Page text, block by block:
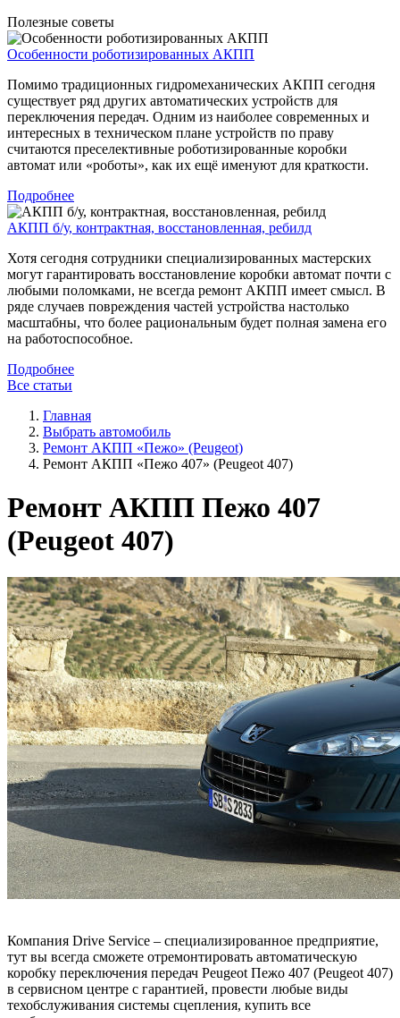
Полезные советы
Особенности роботизированных АКПП
Помимо традиционных гидромеханических АКПП сегодня
существует ряд других автоматических устройств для
переключения передач. Одним из наиболее современных и
интересных в техническом плане устройств по праву
считаются преселективные роботизированные коробки
автомат или «роботы», как их ещё именуют для краткости.
Подробнее
АКПП б/у, контрактная, восстановленная, ребилд
Хотя сегодня сотрудники специализированных мастерских
могут гарантировать восстановление коробки автомат почти с
любыми поломками, не всегда ремонт АКПП имеет смысл. В
ряде случаев повреждения частей устройства настолько
масштабны, что более рациональным будет полная замена его
на работоспособное.
Подробнее
Все статьи
Главная
Выбрать автомобиль
Ремонт АКПП «Пежо» (Peugeot)
Ремонт АКПП «Пежо 407» (Peugeot 407)
Ремонт АКПП Пежо 407
(Peugeot 407)
Компания Drive Service – специализированное предприятие,
тут вы всегда сможете отремонтировать автоматическую
коробку переключения передач Peugeot Пежо 407 (Peugeot 407)
в сервисном центре с гарантией, провести любые виды
техобслуживания системы сцепления, купить все